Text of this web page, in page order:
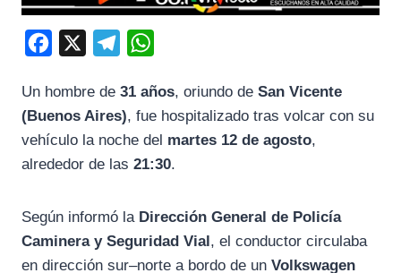
c
e
b
l
e
g
a
t
s
Un hombre de 31 años, oriundo de San Vicente
(Buenos Aires), fue hospitalizado tras volcar con su
vehículo la noche del martes 12 de agosto,
alrededor de las 21:30.
Según informó la Dirección General de Policía
Caminera y Seguridad Vial, el conductor circulaba
en dirección sur–norte a bordo de un Volkswagen